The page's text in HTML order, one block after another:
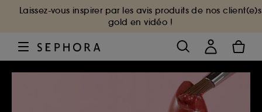
Laissez-vous inspirer par les avis produits de nos client(e)s
gold en vidéo !